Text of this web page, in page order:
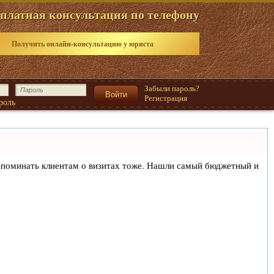
консультация по телефону
Получить онлайн-консультацию у юриста
Забыли пароль?
Регистрация
клиентам о визитах тоже. Нашли самый бюджетный и